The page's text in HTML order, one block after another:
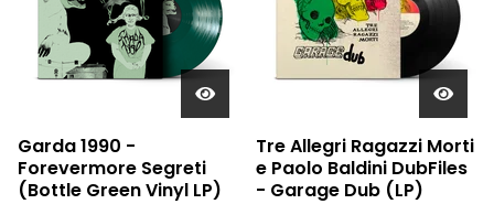
Garda 1990 -
Forevermore Segreti
(Bottle Green Vinyl LP)
Tre Allegri Ragazzi Morti
e Paolo Baldini DubFiles
- Garage Dub (LP)